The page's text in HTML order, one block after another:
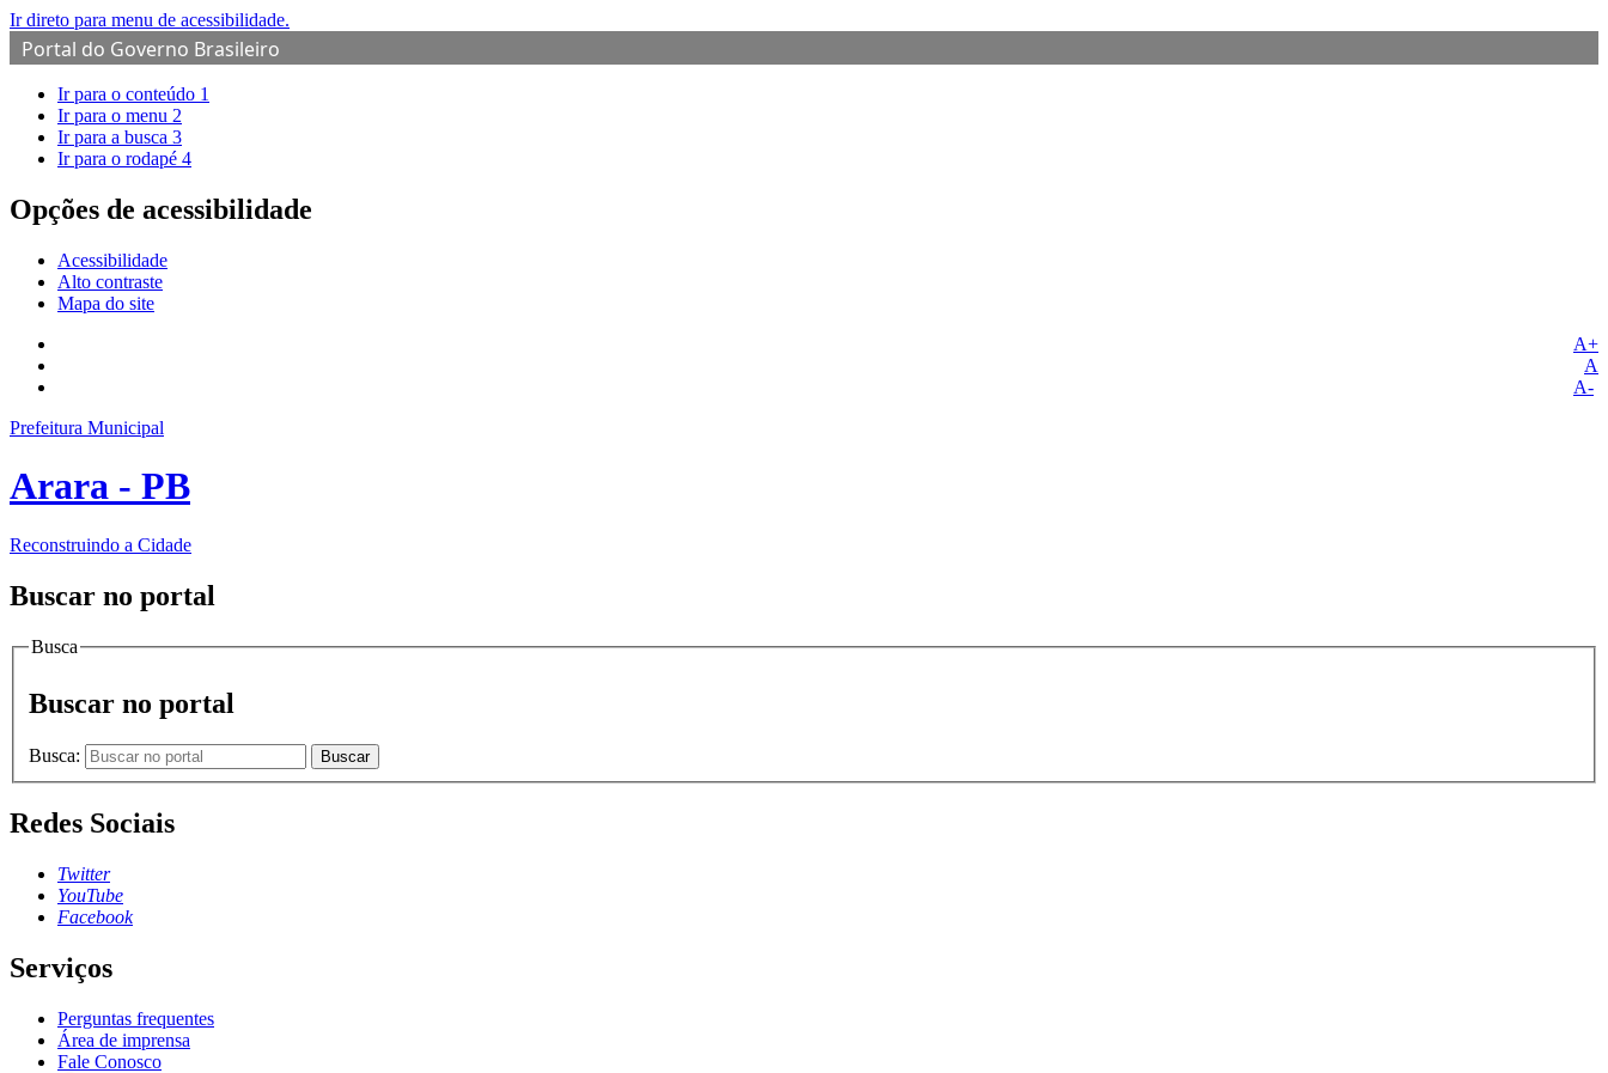
Ir direto para menu de acessibilidade.
Portal do Governo Brasileiro
Ir para o conteúdo 1
Ir para o menu 2
Ir para a busca 3
Ir para o rodapé 4
Opções de acessibilidade
Acessibilidade
Alto contraste
Mapa do site
A+
A
A-
Prefeitura Municipal
Arara - PB
Reconstruindo a Cidade
Buscar no portal
Busca
Buscar no portal
Busca: Buscar
Redes Sociais
Twitter
YouTube
Facebook
Serviços
Perguntas frequentes
Área de imprensa
Fale Conosco